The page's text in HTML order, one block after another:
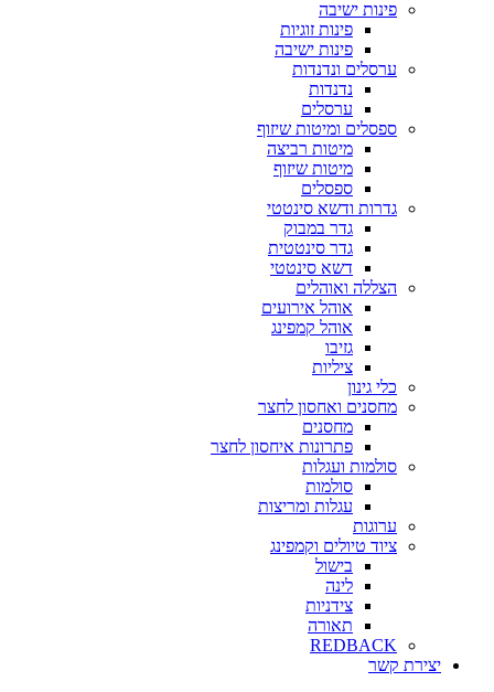
פינות ישיבה
פינות זוגיות
פינות ישיבה
ערסלים ונדנדות
נדנדות
ערסלים
ספסלים ומיטות שיזוף
מיטות רביצה
מיטות שיזוף
ספסלים
גדרות ודשא סינטטי
גדר במבוק
גדר סינטטית
דשא סינטטי
הצללה ואוהלים
אוהל אירועים
אוהל קמפינג
גזיבו
ציליות
כלי גינון
מחסנים ואחסון לחצר
מחסנים
פתרונות איחסון לחצר
סולמות ועגלות
סולמות
עגלות ומריצות
ערוגות
ציוד טיולים וקמפינג
בישול
לינה
צידניות
תאורה
REDBACK
יצירת קשר